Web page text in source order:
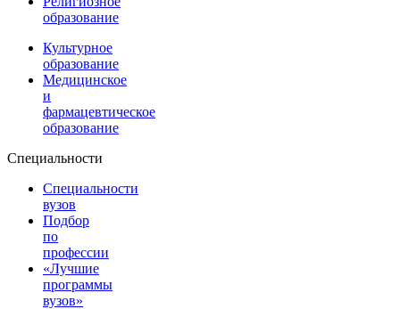
образование
Культурное
образование
Медицинское
и
фармацевтическое
образование
Специальности
Специальности
вузов
Подбор
по
профессии
«Лучшие
программы
вузов»